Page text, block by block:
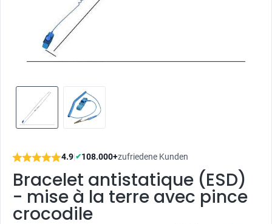
4.9|✔108.000+zufriedene Kunden
Bracelet antistatique (ESD)
- mise à la terre avec pince
crocodile